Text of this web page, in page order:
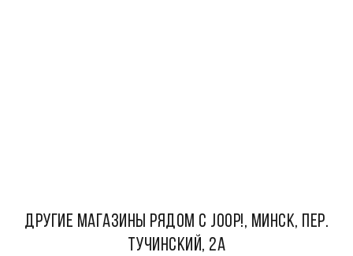
ДРУГИЕ МАГАЗИНЫ РЯДОМ С JOOP!, Минск, пер.
Тучинский, 2А